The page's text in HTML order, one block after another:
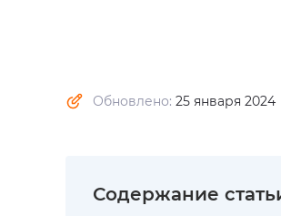
Обновлено: 25 января 2024